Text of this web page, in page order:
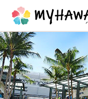
ワイキキビーチを望む